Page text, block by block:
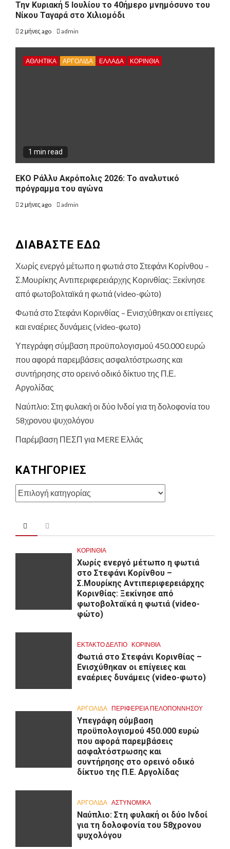
Την Κυριακή 5 Ιουλίου το 40ήμερο μνημόσυνο του
Νίκου Ταγαρά στο Χιλιομόδι
2 μήνες ago admin
ΑΘΛΗΤΙΚΑ ΑΡΓΟΛΙΔΑ ΕΛΛΑΔΑ ΚΟΡΙΝΘΊΑ
1 min read
ΕΚΟ Ράλλυ Ακρόπολις 2026: Το αναλυτικό
πρόγραμμα του αγώνα
2 μήνες ago admin
ΔΙΑΒΑΣΤΕ ΕΔΩ
Χωρίς ενεργό μέτωπο η φωτιά στο Στεφάνι Κορίνθου –
Σ.Μουρίκης Αντιπεριφερειάρχης Κορινθίας: Ξεκίνησε
από φωτοβολταϊκά η φωτιά (video-φώτο)
Φωτιά στο Στεφάνι Κορινθίας – Ενισχύθηκαν οι επίγειες
και εναέριες δυνάμεις (video-φωτο)
Υπεγράφη σύμβαση προϋπολογισμού 450.000 ευρώ
που αφορά παρεμβάσεις ασφαλτόστρωσης και
συντήρησης στο ορεινό οδικό δίκτυο της Π.Ε.
Αργολίδας
Ναύπλιο: Στη φυλακή οι δύο Ινδοί για τη δολοφονία του
58χρονου ψυχολόγου
Παρέμβαση ΠΕΣΠ για MERE Ελλάς
KΑΤΗΓΟΡΊΕΣ
Kατηγορίες
ΚΟΡΙΝΘΊΑ
Χωρίς ενεργό μέτωπο η φωτιά
στο Στεφάνι Κορίνθου –
Σ.Μουρίκης Αντιπεριφερειάρχης
Κορινθίας: Ξεκίνησε από
φωτοβολταϊκά η φωτιά (video-
φώτο)
ΕΚΤΑΚΤΟ ΔΕΛΤΙΟ ΚΟΡΙΝΘΊΑ
Φωτιά στο Στεφάνι Κορινθίας –
Ενισχύθηκαν οι επίγειες και
εναέριες δυνάμεις (video-φωτο)
ΑΡΓΟΛΙΔΑ ΠΕΡΙΦΈΡΕΙΑ ΠΕΛΟΠΟΝΝΉΣΟΥ
Υπεγράφη σύμβαση
προϋπολογισμού 450.000 ευρώ
που αφορά παρεμβάσεις
ασφαλτόστρωσης και
συντήρησης στο ορεινό οδικό
δίκτυο της Π.Ε. Αργολίδας
ΑΡΓΟΛΙΔΑ ΑΣΤΥΝΟΜΙΚΑ
Ναύπλιο: Στη φυλακή οι δύο Ινδοί
για τη δολοφονία του 58χρονου
ψυχολόγου